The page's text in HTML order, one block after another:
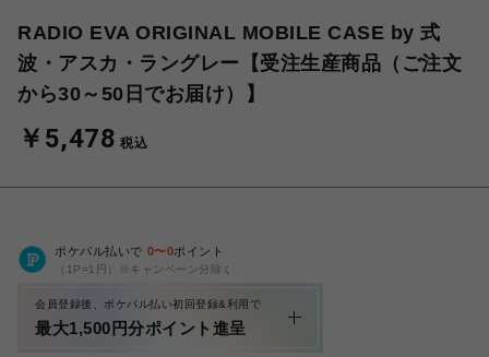
RADIO EVA ORIGINAL MOBILE CASE by 式
波・アスカ・ラングレー【受注生産商品（ご注文
から30～50日でお届け）】
￥5,478 税込
ポケパル払いで 0〜0ポイント
（1P=1円）※キャンペーン分除く
会員登録後、ポケパル払い初回登録&利用で
最大1,500円分ポイント進呈